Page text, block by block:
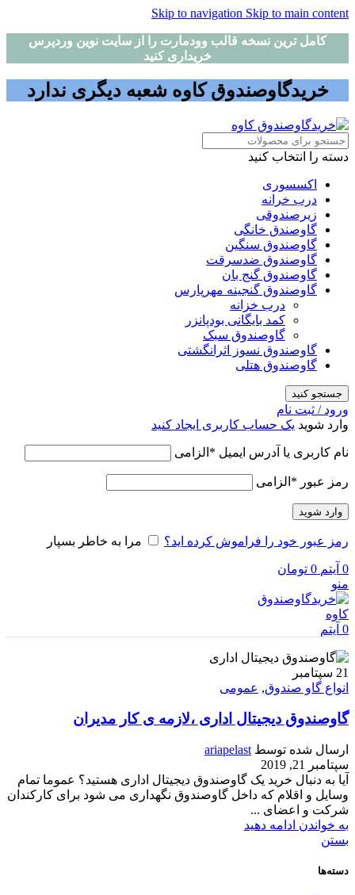
Skip to navigation Skip to main content
کامل ترین نسخه قالب وودمارت را از سایت نوین وردپرس
خریداری کنید
خریدگاوصندوق کاوه شعبه دیگری ندارد
دسته را انتخاب کنید
اکسسوری
درب خرانه
زیرصندوقی
گاوصندق خانگی
گاوصندوق سنگین
گاوصندوق ضدسرقت
گاوصندوق گنج بان
گاوصندوق گنجینه مهرپارس
درب خزانه
کمد بایگانی بودپانزر
گاوصندوق سبک
گاوصندوق نسوز اثرانگشتی
گاوصندوق هتلی
جستجو کنید
ورود / ثبت نام
وارد شوید یک حساب کاربری ایجاد کنید
نام کاربری یا آدرس ایمیل * الزامی
رمز عبور * الزامی
وارد شوید
رمز عبور خود را فراموش کرده اید؟ مرا به خاطر بسپار
0 آیتم 0 تومان
منو
0 آیتم
21 سپتامبر
انواع گاو صندوق, عمومی
گاوصندوق دیجیتال اداری ،لازمه ی کار مدیران
ارسال شده توسط ariapelast
سپتامبر 21, 2019
آیا به دنبال خرید یک گاوصندوق دیجیتال اداری هستید؟ عموما تمام
وسایل و اقلام که داخل گاوصندوق نگهداری می شود برای کارکندان
شرکت و اعضای ...
به خواندن ادامه دهید
بستن
دسته‌ها